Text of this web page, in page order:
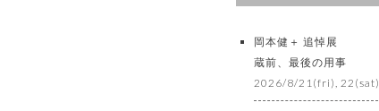
岡本健＋ 追悼展
蔵前、最後の用事
2026/8/21(fri), 22(sat)